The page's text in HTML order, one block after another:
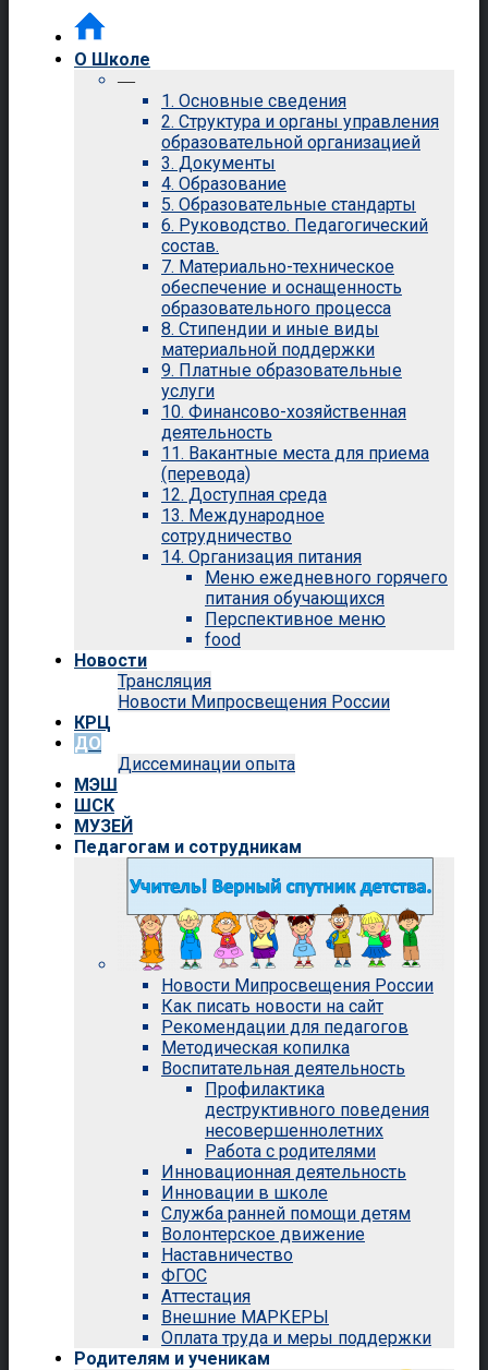
О Школе
—
1. Основные сведения
2. Структура и органы управления
образовательной организацией
3. Документы
4. Образование
5. Образовательные стандарты
6. Руководство. Педагогический
состав.
7. Материально-техническое
обеспечение и оснащенность
образовательного процесса
8. Стипендии и иные виды
материальной поддержки
9. Платные образовательные
услуги
10. Финансово-хозяйственная
деятельность
11. Вакантные места для приема
(перевода)
12. Доступная среда
13. Международное
сотрудничество
14. Организация питания
Меню ежедневного горячего
питания обучающихся
Перспективное меню
food
Новости
Трансляция
Новости Мипросвещения России
КРЦ
ДО
Диссеминации опыта
МЭШ
ШСК
МУЗЕЙ
Педагогам и сотрудникам
Новости Мипросвещения России
Как писать новости на сайт
Рекомендации для педагогов
Методическая копилка
Воспитательная деятельность
Профилактика
деструктивного поведения
несовершеннолетних
Работа с родителями
Инновационная деятельность
Инновации в школе
Служба ранней помощи детям
Волонтерское движение
Наставничество
ФГОС
Аттестация
Внешние МАРКЕРЫ
Оплата труда и меры поддержки
Родителям и ученикам